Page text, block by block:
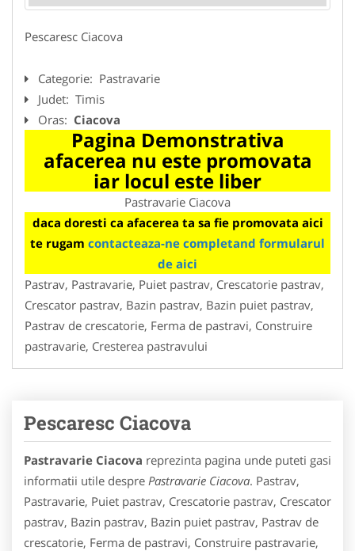
Pescaresc Ciacova
Categorie: Pastravarie
Judet: Timis
Oras: Ciacova
Pagina Demonstrativa
afacerea nu este promovata
iar locul este liber
Pastravarie Ciacova
daca doresti ca afacerea ta sa fie promovata aici
te rugam contacteaza-ne completand formularul
de aici
Pastrav, Pastravarie, Puiet pastrav, Crescatorie pastrav,
Crescator pastrav, Bazin pastrav, Bazin puiet pastrav,
Pastrav de crescatorie, Ferma de pastravi, Construire
pastravarie, Cresterea pastravului
Pescaresc Ciacova
Pastravarie Ciacova reprezinta pagina unde puteti gasi
informatii utile despre Pastravarie Ciacova. Pastrav,
Pastravarie, Puiet pastrav, Crescatorie pastrav, Crescator
pastrav, Bazin pastrav, Bazin puiet pastrav, Pastrav de
crescatorie, Ferma de pastravi, Construire pastravarie,